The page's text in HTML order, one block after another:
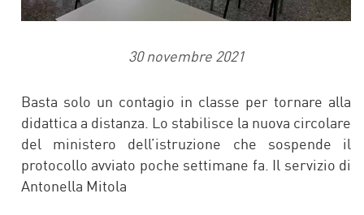
30 novembre 2021
Basta solo un contagio in classe per tornare alla
didattica a distanza. Lo stabilisce la nuova circolare
del ministero dell’istruzione che sospende il
protocollo avviato poche settimane fa. Il servizio di
Antonella Mitola